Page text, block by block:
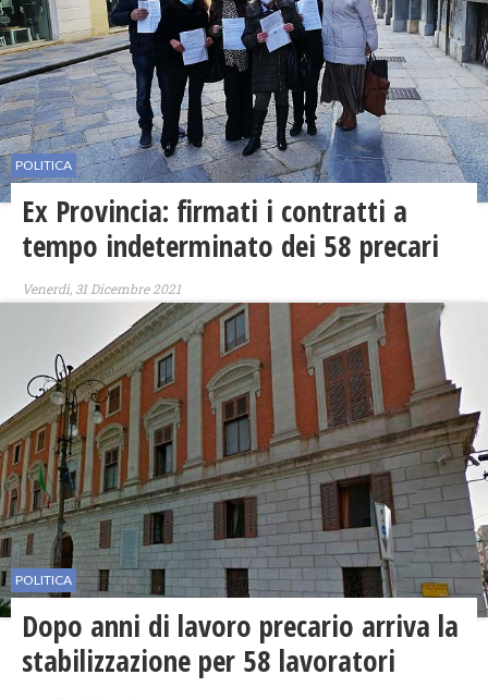
POLITICA
Ex Provincia: firmati i contratti a
tempo indeterminato dei 58 precari
Venerdì, 31 Dicembre 2021
POLITICA
Dopo anni di lavoro precario arriva la
stabilizzazione per 58 lavoratori